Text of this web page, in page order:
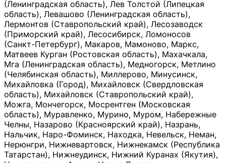
(Ленинградская область), Лев Толстой (Липецкая
область), Левашово (Ленинградская область),
Лермонтов (Ставропольский край), Лесозаводск
(Приморский край), Лесосибирск, Ломоносов
(Санкт-Петербург), Макаров, Мамоново, Маркс,
Матвеев Курган (Ростовская область), Махачкала,
Мга (Ленинградская область), Медногорск, Метлино
(Челябинская область), Миллерово, Минусинск,
Михайловка (Город), Михайловск (Свердловская
область), Михайловск (Ставропольский край),
Можга, Мончегорск, Мосрентген (Московская
область), Муравленко, Мурино, Муром, Набережные
Челны, Назарово (Красноярский край), Назрань,
Нальчик, Наро-Фоминск, Находка, Невельск, Неман,
Нерюнгри, Нижневартовск, Нижнекамск (Республика
Татарстан), Нижнеудинск, Нижний Куранах (Якутия),